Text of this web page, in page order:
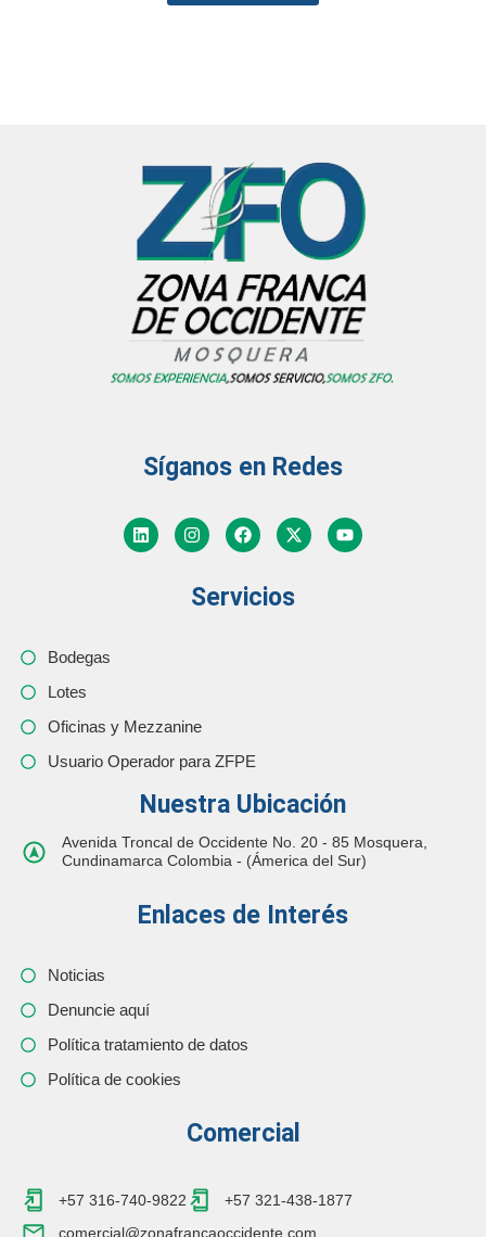
Síganos en Redes
Servicios
Bodegas
Lotes
Oficinas y Mezzanine
Usuario Operador para ZFPE
Nuestra Ubicación
Avenida Troncal de Occidente No. 20 - 85 Mosquera,
Cundinamarca Colombia - (Ámerica del Sur)
Enlaces de Interés
Noticias
Denuncie aquí
Política tratamiento de datos
Política de cookies
Comercial
+57 316-740-9822
+57 321-438-1877
comercial@zonafrancaoccidente.com